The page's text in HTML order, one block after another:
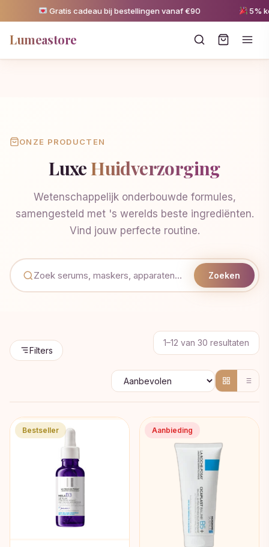
Gratis cadeau bij bestellingen vanaf €90 5%
Lumeastore
ONZE PRODUCTEN
LuxeHuidverzorging
Wetenschappelijk onderbouwde formules,
samengesteld met 's werelds beste ingrediënten.
Vind jouw perfecte routine.
Zoeken
Filters
1–12 van 30 resultaten
op
Bestseller Aanbieding